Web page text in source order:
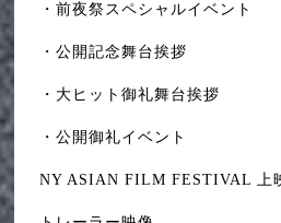
・前夜祭スペシャルイベント
・公開記念舞台挨拶
・大ヒット御礼舞台挨拶
・公開御礼イベント
NY ASIAN FILM FESTIVAL 上